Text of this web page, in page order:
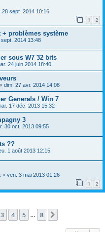
28 sept. 2014 10:16
1 2
+ problèmes système
sept. 2014 13:48
sous W7 32 bits
24 juin 2014 18:40
« dim. 27 avr. 2014 14:08
Generals / Win 7
17 déc. 2013 15:32
3
30 oct. 2013 09:55
??
1 août 2013 12:15
« ven. 3 mai 2013 01:26
1 2
8
3 4 5 8